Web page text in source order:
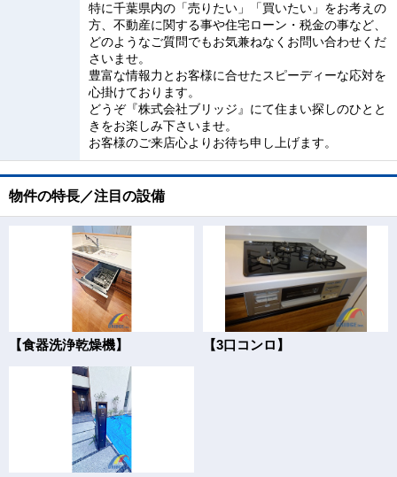
特に千葉県内の「売りたい」「買いたい」をお考えの
方、不動産に関する事や住宅ローン・税金の事など、
どのようなご質問でもお気兼ねなくお問い合わせくだ
さいませ。
豊富な情報力とお客様に合せたスピーディーな応対を
心掛けております。
どうぞ『株式会社ブリッジ』にて住まい探しのひとと
きをお楽しみ下さいませ。
お客様のご来店心よりお待ち申し上げます。
物件の特長／注目の設備
【食器洗浄乾燥機】 【3口コンロ】